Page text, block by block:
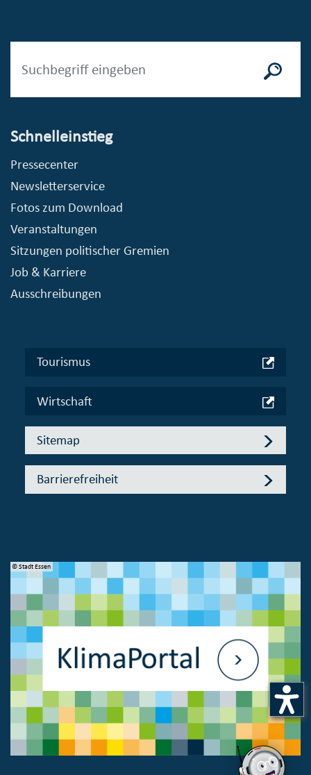
Schnelleinstieg
Pressecenter
Newsletterservice
Fotos zum Download
Veranstaltungen
Sitzungen politischer Gremien
Job & Karriere
Ausschreibungen
Tourismus
Wirtschaft
Sitemap
Barrierefreiheit
© Stadt Essen